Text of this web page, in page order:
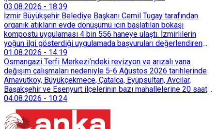
03.08.2026 - 18:39
İzmir Büyükşehir Belediye Başkanı Cemil Tugay tarafından
organik atıkların evde dönüşümü için başlatılan bokaşi
kompostu uygulaması 4 bin 556 haneye ulaştı. İzmirlilerin
yoğun ilgi gösterdiği uygulamada başvuruları değerlendiren
Tarımsal Hizmetler Dairesi Başkanlığı, farklı ilçelerde toplam
128 bokaşi kompost eğitimi düzenleyerek İzmirlileri
sürdürülebilir atık yönetimi sistemine dahil etti.
01.08.2026 - 14:19
Osmangazi Terfi Merkezi’ndeki revizyon ve arızalı vana
değişim çalışmaları nedeniyle 5-6 Ağustos 2026 tarihlerinde
Arnavutköy, Büyükçekmece, Çatalca, Eyüpsultan, Avcılar,
Başakşehir ve Esenyurt ilçelerinin bazı mahallelerine 20 saat
süreyle su verilemeyecek.
04.08.2026 - 10:24